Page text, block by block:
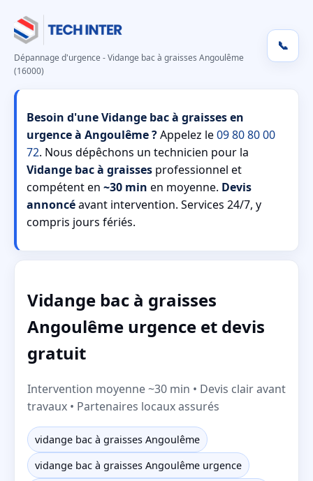
Dépannage d'urgence - Vidange bac à graisses Angoulême
(16000)
📞
Besoin d'une Vidange bac à graisses en
urgence à Angoulême ?Appelez le09 80 80 00
72. Nous dépêchons un technicien pour la
Vidange bac à graisses professionnel et
compétent en ~30 min en moyenne. Devis
annoncéavant intervention. Services 24/7, y
compris jours fériés.
Vidange bac à graisses
Angoulême urgence et devis
gratuit
Intervention moyenne ~30 min • Devis clair avant
travaux • Partenaires locaux assurés
vidange bac à graisses Angoulême
vidange bac à graisses Angoulême urgence